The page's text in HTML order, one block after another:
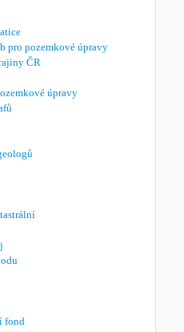
pro pozemkové úpravy
ČR
úpravy
fond